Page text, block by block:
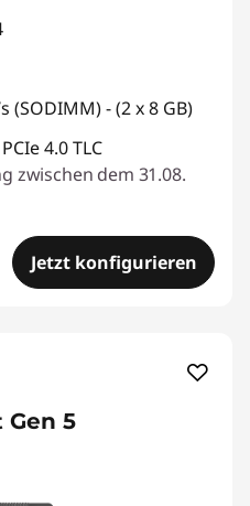
(SODIMM) - (2 x 8 GB)
4.0 TLC
zwischen dem 31.08.
Jetzt konfigurieren
5